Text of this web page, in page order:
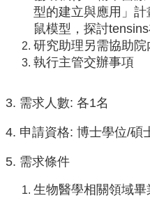
專
區
學
博
型的建立與應用」
鼠模型，探討
研究助理另需協助
執行主管交辦事項
3. 需求人數: 各1名
4. 申請資格: 博士學位/碩
5. 需求條件
生物醫學相關領域畢